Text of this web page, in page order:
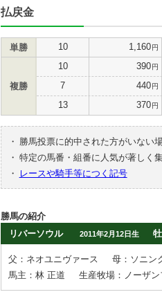
払戻金
単勝 10 1,160円
複勝
10 390円
7 440円
13 370円
・ 勝馬投票に的中された方がいない
・ 特定の馬番・組番に人気が著しく
・
レースや騎手等につく記号
勝馬の紹介
リバーソウル
2011年2月12日生
父：ネオユニヴァース
母：ソニン
馬主：林 正道
生産牧場：ノーザン